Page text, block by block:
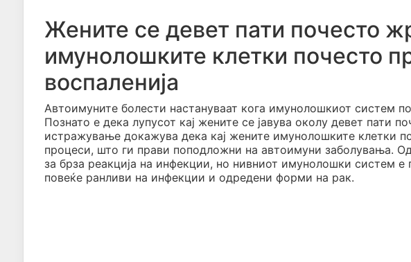
Жените се девет пати почесто
имунолошките клетки почесто
воспаленија
Автоимуните болести настануваат кога имунолошкиот систем
Познато е дека лупусот кај жените се јавува околу девет пати
истражување докажува дека кај жените имунолошките клетки
процеси, што ги прави поподложни на автоимуни заболувања.
за брза реакција на инфекции, но нивниот имунолошки систем
повеќе ранливи на инфекции и одредени форми на рак.